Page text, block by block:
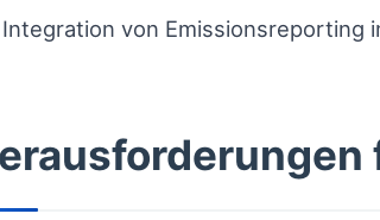
Integration von Emissionsreporting